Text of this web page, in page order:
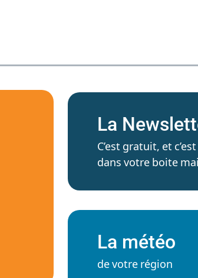
La
C’est gratuit, et
dans votre boite mail
La météo
de votre région